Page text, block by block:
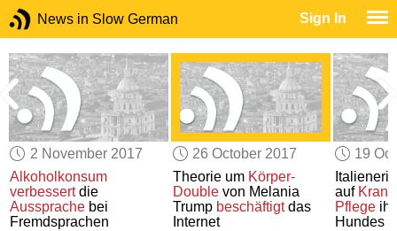
News in Slow German Sign In
2 November 2017
Alkoholkonsum
verbessertdie
Aussprache bei
Fremdsprachen
26 October 2017
Theorie um Körper-
Doublevon Melania
Trump beschäftigtdas
Internet
19
auf
Pflege
Hundes